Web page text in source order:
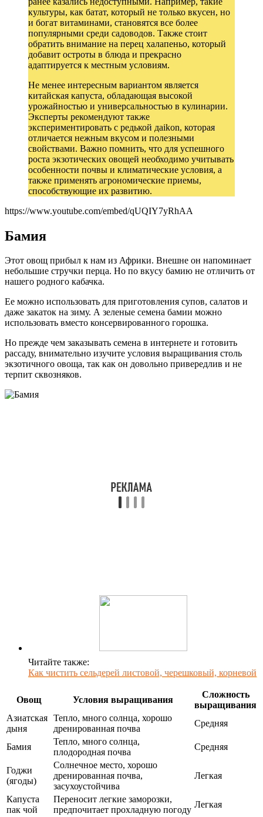
культуры, как батат, который не только вкусен, но
и богат витаминами, становятся все более
популярными среди садоводов. Также стоит
обратить внимание на перец халапеньо, который
добавит остроты в блюда и прекрасно
адаптируется к местным условиям.
Не менее интересным вариантом является
китайская капуста, обладающая высокой
урожайностью и универсальностью в кулинарии.
Эксперты рекомендуют также
экспериментировать с редькой даikon, которая
отличается нежным вкусом и полезными
свойствами. Важно помнить, что для успешного
роста экзотических овощей необходимо учитывать
особенности почвы и климатические условия, а
также применять агрономические приемы,
способствующие их развитию.
https://www.youtube.com/embed/qUQIY7yRhAA
Бамия
Этот овощ прибыл к нам из Африки. Внешне он напоминает
небольшие стручки перца. Но по вкусу бамию не отличить от
нашего родного кабачка.
Ее можно использовать для приготовления супов, салатов и
даже закаток на зиму. А зеленые семена бамии можно
использовать вместо консервированного горошка.
Но прежде чем заказывать семена в интернете и готовить
рассаду, внимательно изучите условия выращивания столь
экзотичного овоща, так как он довольно привередлив и не
терпит сквозняков.
Читайте также:
Как чистить сельдерей листовой, черешковый, корневой
Овощ Условия выращивания
Сложность
выращивания
Азиатская
дыня
Тепло, много солнца, хорошо
дренированная почва
Средняя
Бамия
Тепло, много солнца,
плодородная почва
Средняя
Годжи
(ягоды)
Солнечное место, хорошо
дренированная почва,
засухоустойчива
Легкая
Капуста
пак чой
Переносит легкие заморозки,
предпочитает прохладную погоду
Легкая